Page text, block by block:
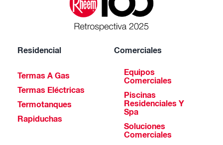
Residencial
Termas A Gas
Termas Eléctricas
Termotanques
Rapiduchas
Comerciales
Equipos
Comerciales
Piscinas
Residenciales Y
Spa
Soluciones
Comerciales